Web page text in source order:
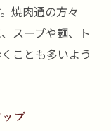
焼肉通の方々
スープや麺、ト
ことも多いよう
プ